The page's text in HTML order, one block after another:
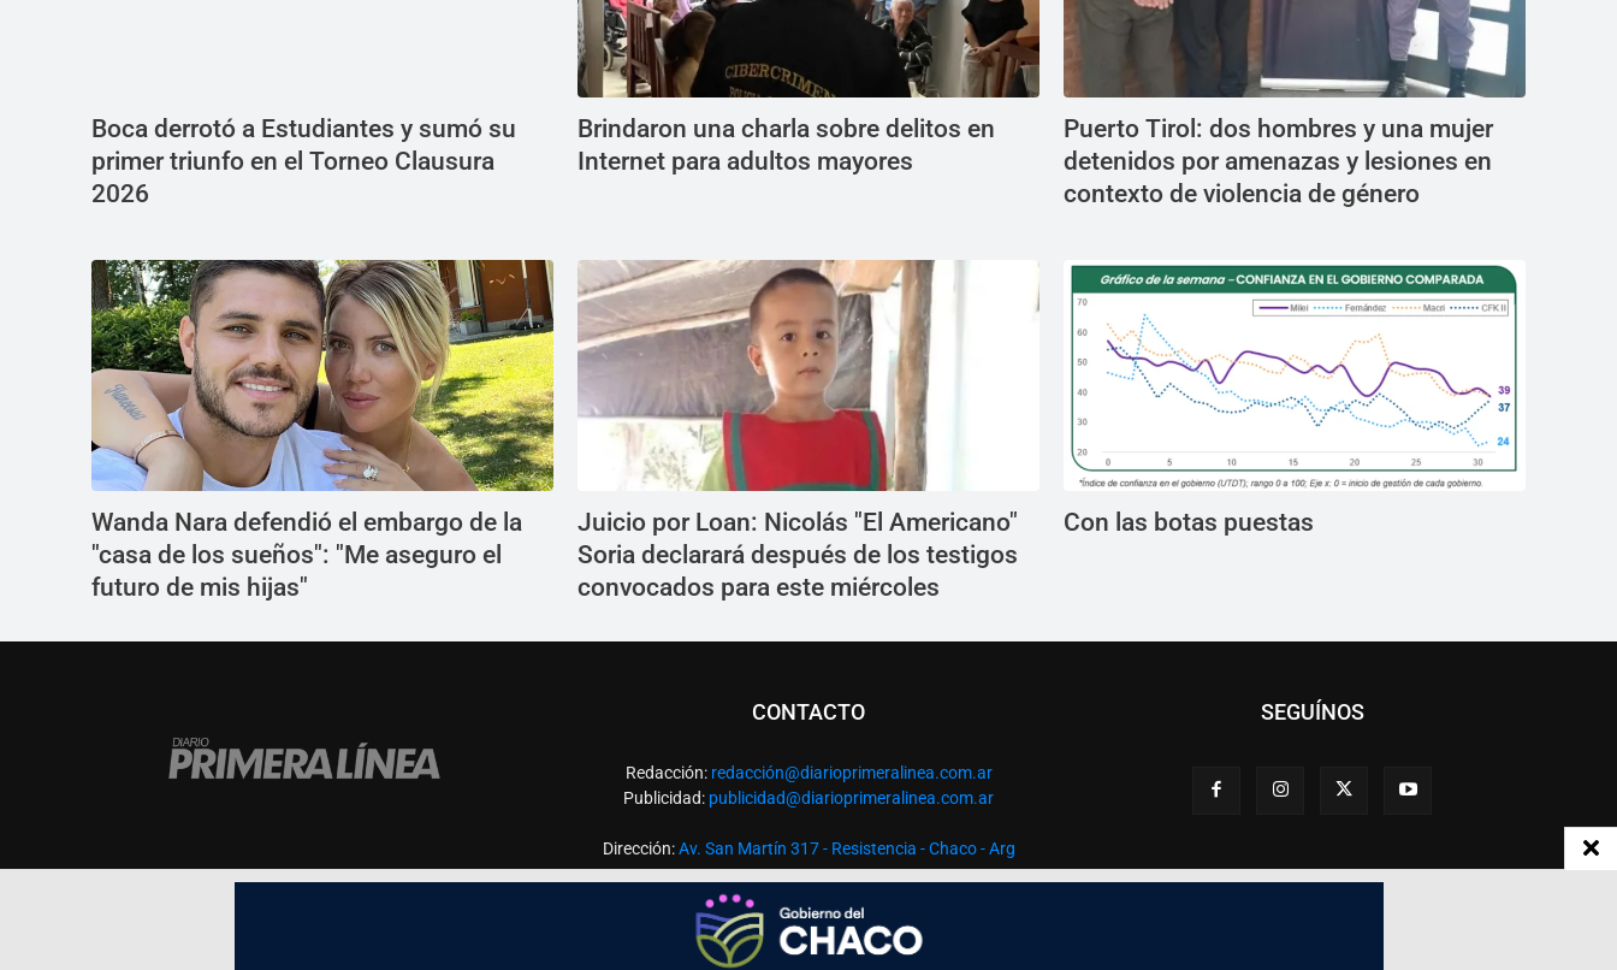
Boca derrotó a Estudiantes y sumó su
primer triunfo en el Torneo Clausura
2026
Brindaron una charla sobre delitos en
Internet para adultos mayores
Puerto Tirol: dos hombres y una mujer
detenidos por amenazas y lesiones en
contexto de violencia de género
Wanda Nara defendió el embargo de la
"casa de los sueños": "Me aseguro el
futuro de mis hijas"
Juicio por Loan: Nicolás "El Americano"
Soria declarará después de los testigos
convocados para este miércoles
Con las botas puestas
CONTACTO
Redacción: redacción@diarioprimeralinea.com.ar
Publicidad: publicidad@diarioprimeralinea.com.ar
Dirección:Av. San Martín 317 - Resistencia - Chaco - Arg
Todos los derechos reservados ©
SEGUÍNOS